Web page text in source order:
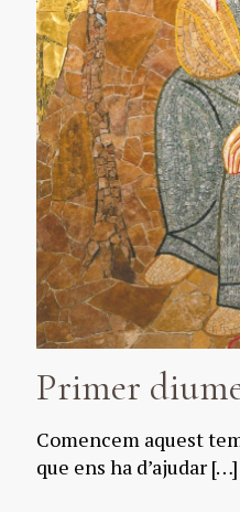
Primer
Comencem aquest
que ens ha d’ajudar […]